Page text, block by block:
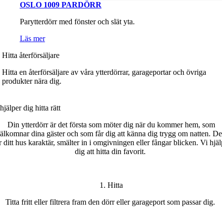
OSLO 1009 PARDÖRR
Parytterdörr med fönster och slät yta.
Läs mer
Hitta återförsäljare
Hitta en återförsäljare av våra ytterdörrar, garageportar och övriga
produkter nära dig.
dig hitta rätt
Din ytterdörr är det första som möter dig när du kommer hem, som
dina gäster och som får dig att känna dig trygg om natten.
ditt hus karaktär, smälter in i omgivningen eller fångar blicken. Vi
dig att hitta din favorit.
1. Hitta
Titta fritt eller filtrera fram den dörr eller garageport som passardig.